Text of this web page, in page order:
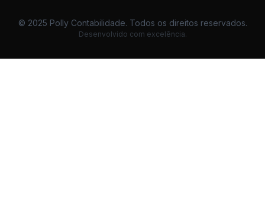
© 2025 Polly Contabilidade. Todos os direitos reservados.
Desenvolvido com excelência.